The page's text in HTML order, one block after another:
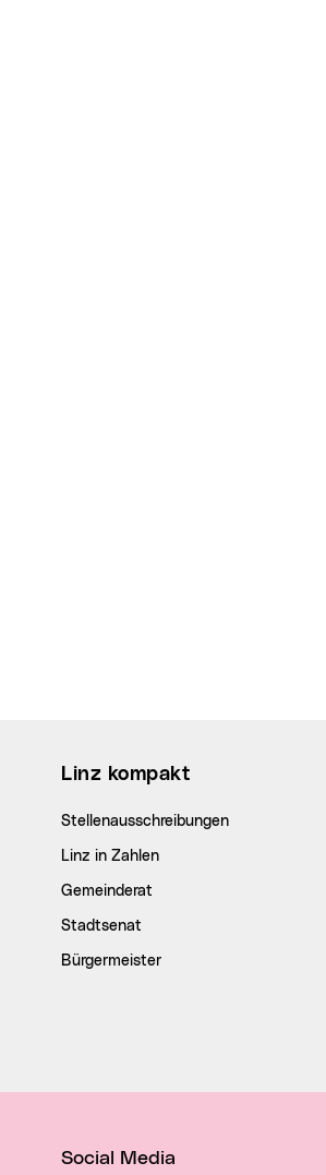
Linz kompakt
Stellenausschreibungen
Linz in Zahlen
Gemeinderat
Stadtsenat
Bürgermeister
Social Media